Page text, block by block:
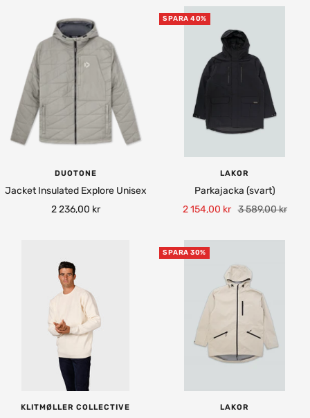
DUOTONE
Jacket Insulated Explore Unisex
Rea-
2 236,00 kr
SPARA 40%
LAKOR
Parkajacka (svart)
Rea-
2 154,00 kr Pris
3 589,00 kr
KLITMØLLER COLLECTIVE
SPARA 30%
LAKOR